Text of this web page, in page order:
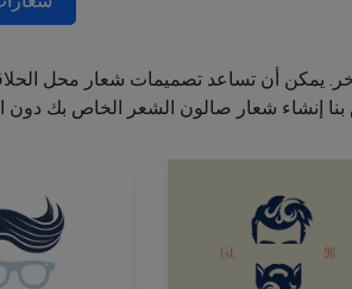
يمكن أن تساعد تصميمات شعار محل